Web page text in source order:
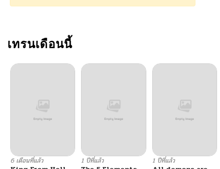
เทรนเดือนนี้
6 เดือนที่แล้ว 1 ปีที่แล้ว 1 ปีที่แล้ว